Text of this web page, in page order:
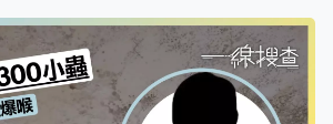
主席，他強調政府人員先後進行多次測
位並無任何問題，又稱「如果有漏水，
，我願意整㗎，唔係錢嘅問題，錢唔
住得呢度管理費都5,000、6,000啦，點